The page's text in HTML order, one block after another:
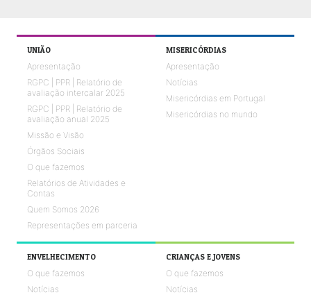
UNIÃO
Apresentação
RGPC | PPR | Relatório de
avaliação intercalar 2025
RGPC | PPR | Relatório de
avaliação anual 2025
Missão e Visão
Órgãos Sociais
O que fazemos
Relatórios de Atividades e
Contas
Quem Somos 2026
Representações em parceria
MISERICÓRDIAS
Apresentação
Notícias
Misericórdias em Portugal
Misericórdias no mundo
ENVELHECIMENTO
O que fazemos
Notícias
CRIANÇAS E JOVENS
O que fazemos
Notícias